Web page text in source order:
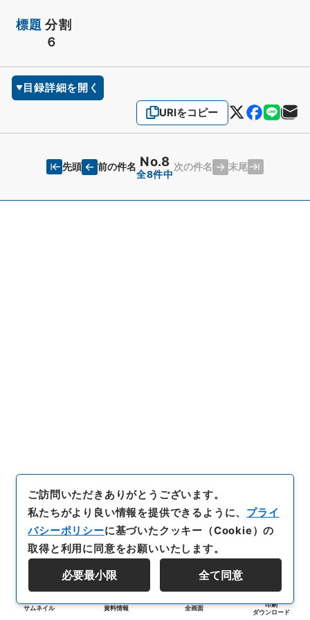
標題 分割
６
目録詳細を開く
URIをコピー
先頭 前の件名 No.8
全8件中
次の件名 末尾
サムネイル 資料情報 全画面
印刷
ダウンロード
ご訪問いただきありがとうございます。
私たちがより良い情報を提供できるように、 プライ
バシーポリシーに基づいたクッキー（Cookie）の
取得と利用に同意をお願いいたします。
必要最小限 全て同意